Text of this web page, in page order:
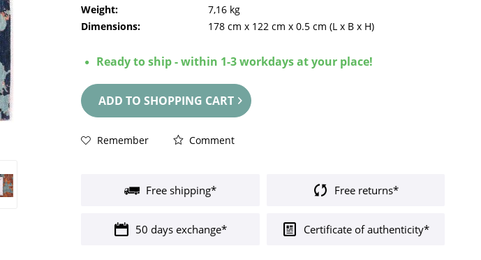
Weight:
7,16 kg
Dimensions:
178 cm x 122 cm x0.5 cm (L x B x H)
Ready to ship - within 1-3 workdays at your place!
ADD TO SHOPPING CART
Remember Comment
Free shipping* Free returns*
50 days exchange* Certificate of authenticity*